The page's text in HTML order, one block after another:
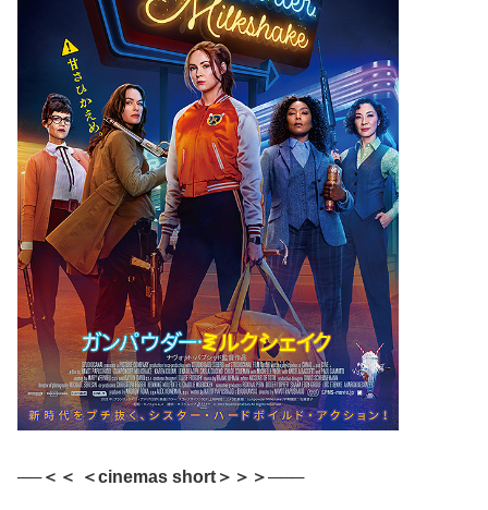
──＜＜ ＜cinemas short＞＞＞───